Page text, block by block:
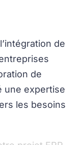
de
de
une expertise
les besoins